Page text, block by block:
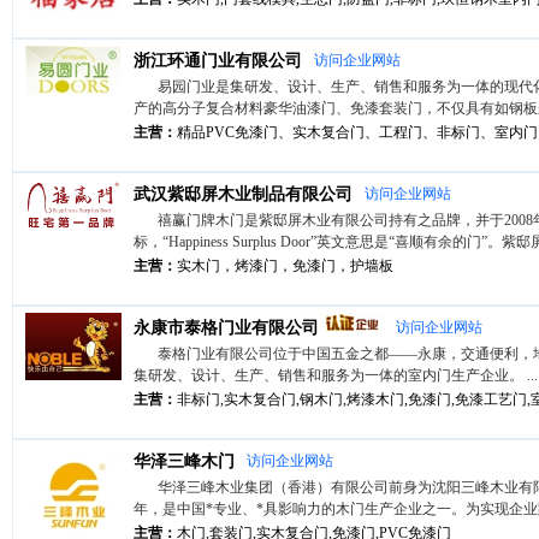
浙江环通门业有限公司
访问企业网站
易园门业是集研发、设计、生产、销售和服务为一体的现代
产的高分子复合材料豪华油漆门、免漆套装门，不仅具有如钢
主营： 精品PVC免漆门、实木复合门、工程门、非标门、室内
武汉紫邸屏木业制品有限公司
访问企业网站
禧赢门牌木门是紫邸屏木业有限公司持有之品牌，并于2008
标，“Happiness Surplus Door”英文意思是“喜顺有余的门”。紫邸
主营： 实木门，烤漆门，免漆门，护墙板
永康市泰格门业有限公司
访问企业网站
泰格门业有限公司位于中国五金之都——永康，交通便利，
集研发、设计、生产、销售和服务为一体的室内门生产企业。 ...
主营： 非标门,实木复合门,钢木门,烤漆木门,免漆门,免漆工艺门,
华泽三峰木门
访问企业网站
华泽三峰木业集团（香港）有限公司前身为沈阳三峰木业有
年，是中国*专业、*具影响力的木门生产企业之一。为实现企
主营： 木门,套装门,实木复合门,免漆门,PVC免漆门